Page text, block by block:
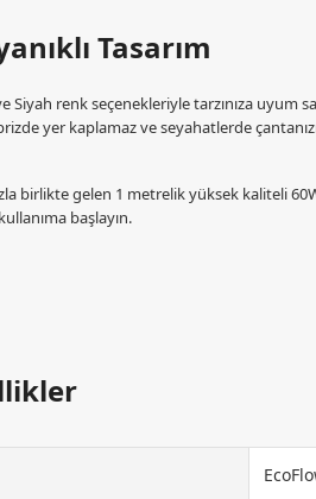
Tasarım
Siyah renk seçenekleriyle tarzınıza uyum
yer kaplamaz ve seyahatlerde
birlikte gelen 1 metrelik yüksek kaliteli
başlayın.